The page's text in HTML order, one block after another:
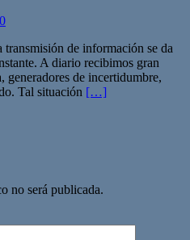
0
transmisión de información se da
A diario recibimos gran
generadores de incertidumbre,
Tal situación […]
no será publicada.